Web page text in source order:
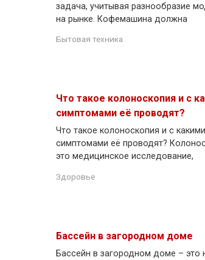
задача, учитывая разнообразие
на рынке. Кофемашина должна
Бытовая техника
Что такое колоноскопия и с
симптомами её проводят?
Что такое колоноскопия и с какими
симптомами её проводят?
это медицинское исследование,
Здоровье
Бассейн в загородном доме
Бассейн в загородном доме – это